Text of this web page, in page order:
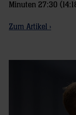
Minuten 27:30
Zum Artikel ›